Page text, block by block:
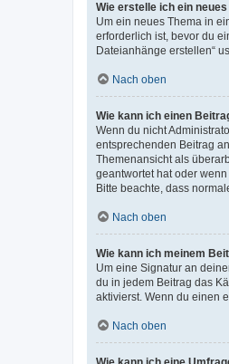
Wie erstelle ich ein
Um ein neues Thema in
erforderlich ist, bevor du
Dateianhänge erstellen“
Nach oben
Wie kann ich einen
Wenn du nicht
entsprechenden Beitrag
Themenansicht als
geantwortet hat oder
Bitte beachte, dass
Nach oben
Wie kann ich meinem
Um eine Signatur an
du in jedem Beitrag das
aktivierst. Wenn du einen
Nach oben